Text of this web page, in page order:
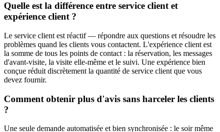
Quelle est la différence entre service client et
expérience client ?
Le service client est réactif — répondre aux questions et résoudre les
problèmes quand les clients vous contactent. L'expérience client est
la somme de tous les points de contact : la réservation, les messages
d'avant-visite, la visite elle-même et le suivi. Une expérience bien
conçue réduit discrètement la quantité de service client que vous
devez fournir.
Comment obtenir plus d'avis sans harceler les clients
?
Une seule demande automatisée et bien synchronisée : le soir même